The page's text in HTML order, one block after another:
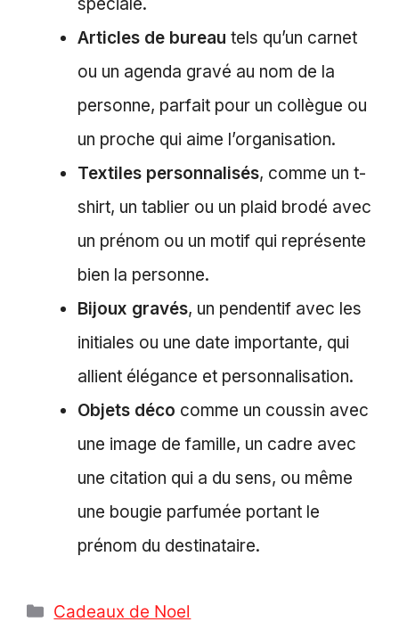
Articles de bureau tels qu’un carnet
ou un agenda gravé au nom de la
personne, parfait pour un collègue ou
un proche qui aime l’organisation.
Textiles personnalisés, comme un t-
shirt, un tablier ou un plaid brodé avec
un prénom ou un motif qui représente
bien la personne.
Bijoux gravés, un pendentif avec les
initiales ou une date importante, qui
allient élégance et personnalisation.
Objets déco comme un coussin avec
une image de famille, un cadre avec
une citation qui a du sens, ou même
une bougie parfumée portant le
prénom du destinataire.
Catégories
Cadeaux de Noel